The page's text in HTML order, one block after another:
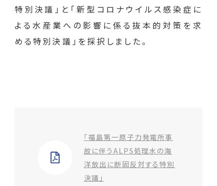
特別決議」と「新型コロナウイルス感染症に
よる水産業への影響に係る抜本的対策を求
める特別決議」を採択しました。
「福島第一原子力発電所事
故に伴うALPS処理水の海
洋放出に断固反対する特別
決議」